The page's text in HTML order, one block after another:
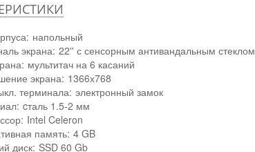
напольный
экрана: 22'' с сенсорным антивандальным стеклом
мультитач на 6 касаний
экрана: 1366х768
терминала: электронный замок
cталь 1.5-2 мм
Intel Celeron
память: 4 GB
диск: SSD 60 Gb